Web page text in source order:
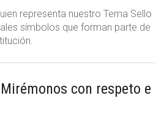
representa nuestro Tema Sello
símbolos que forman parte de
con respeto e